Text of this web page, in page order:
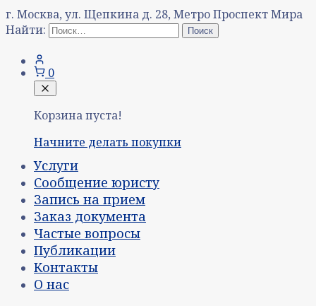
г. Москва, ул. Щепкина д. 28, Метро Проспект Мира
Найти:
0
Корзина пуста!
Начните делать покупки
Услуги
Сообщение юристу
Запись на прием
Заказ документа
Частые вопросы
Публикации
Контакты
О нас